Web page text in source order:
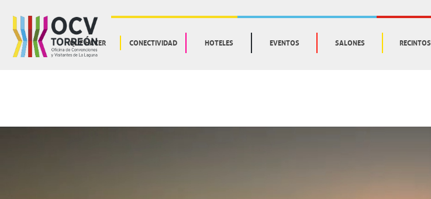
QUE HACER CONECTIVIDAD HOTELES EVENTOS SALONES RECINTOS